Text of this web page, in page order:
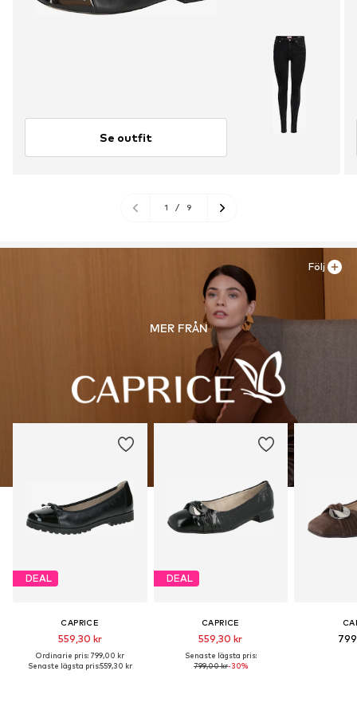
Se outfit
1 / 9
MER FRÅN
DEAL
CAPRICE
559,30 kr
Ordinarie pris: 799,00 kr
Senaste lägsta pris:559,30 kr
DEAL
CAPRICE
559,30 kr
Senaste lägsta pris:
799,00 kr-30%
Följ